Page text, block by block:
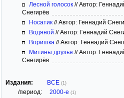
Лесной голосок //Автор:
Снегирёв
Носатик //Автор: Геннадий
Водяной //Автор: Геннадий
Воришка //Автор: Геннадий
Митины друзья //Автор:
Снегирёв
Издания: ВСЕ (1)
/период: 2000-е (1)